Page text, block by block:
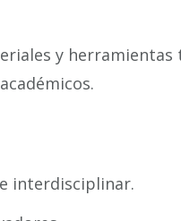
y
interdisciplinar.